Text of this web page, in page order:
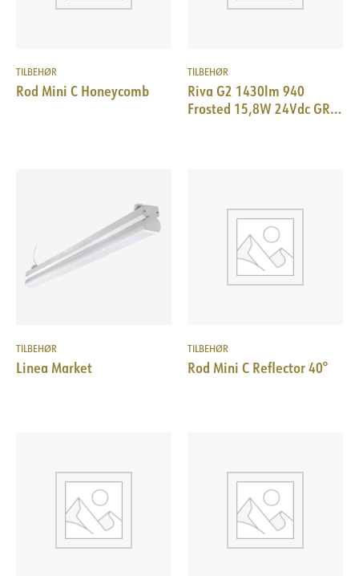
TILBEHØR
Rod Mini C Honeycomb
TILBEHØR
Riva G2 1430lm 940
Frosted 15,8W 24Vdc GR
TILBEHØR
Linea Market
TILBEHØR
Rod Mini C Reflector 40°